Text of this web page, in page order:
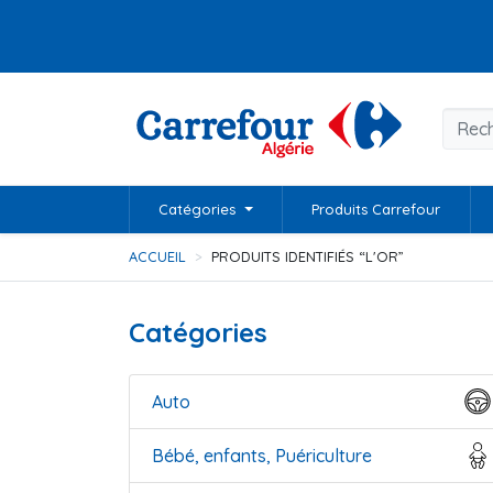
Catégories Produits Carrefour
ACCUEIL PRODUITS IDENTIFIÉS “L'OR”
Catégories
Auto
Bébé, enfants, Puériculture